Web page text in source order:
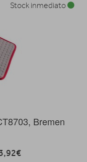
Bremen
Stock inmediato